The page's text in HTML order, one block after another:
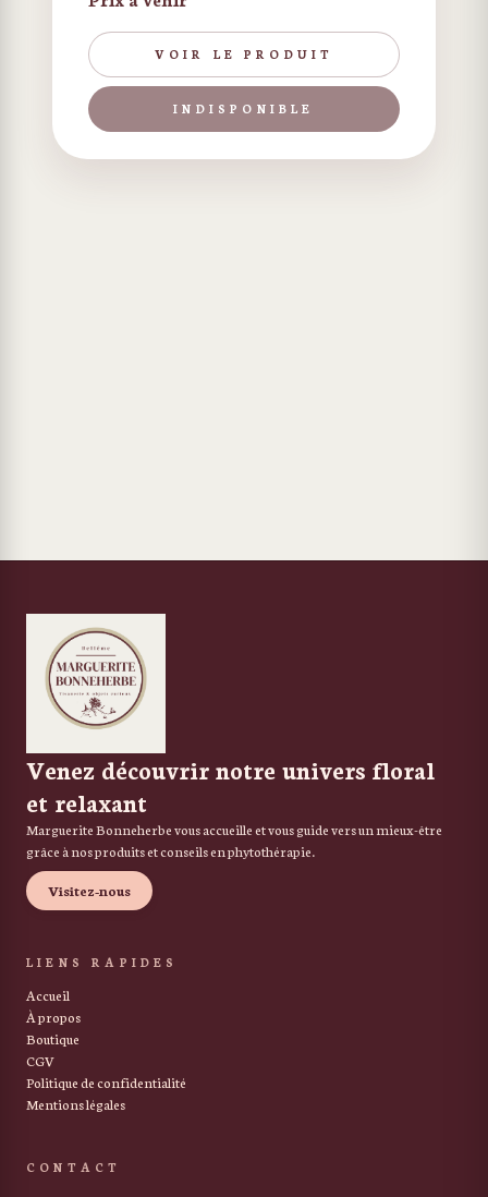
VOIR LE PRODUIT
INDISPONIBLE
Venez découvrir notre univers floral
et relaxant
Marguerite Bonneherbe vous accueille et vous guide vers un mieux-être
grâce à nos produits et conseils en phytothérapie.
Visitez-nous
LIENS RAPIDES
Accueil
À propos
Boutique
CGV
Politique de confidentialité
Mentions légales
CONTACT